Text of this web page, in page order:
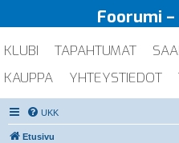
Foorumi
KLUBI TAPAHTUMAT
KAUPPA
YHTEYSTIEDOT
UKK
Etusivu